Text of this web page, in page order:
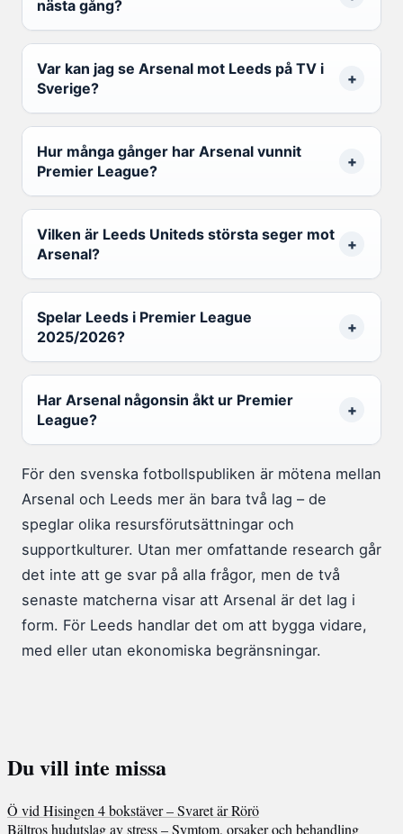
nästa gång?
Var kan jag se Arsenal mot Leeds på TV i
Sverige?
Hur många gånger har Arsenal vunnit
Premier League?
Vilken är Leeds Uniteds största seger mot
Arsenal?
Spelar Leeds i Premier League
2025/2026?
Har Arsenal någonsin åkt ur Premier
League?
För den svenska fotbollspubliken är mötena mellan
Arsenal och Leeds mer än bara två lag – de
speglar olika resursförutsättningar och
supportkulturer. Utan mer omfattande research går
det inte att ge svar på alla frågor, men de två
senaste matcherna visar att Arsenal är det lag i
form. För Leeds handlar det om att bygga vidare,
med eller utan ekonomiska begränsningar.
Du vill inte missa
Ö vid Hisingen 4 bokstäver – Svaret är Rörö
Bältros hudutslag av stress – Symtom, orsaker och behandling